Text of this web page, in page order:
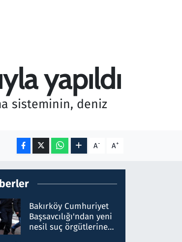
yapıldı
sisteminin, deniz
A- A+
Bakırköy Cumhuriyet
Başsavcılığı'ndan yeni
nesil suç örgütlerine